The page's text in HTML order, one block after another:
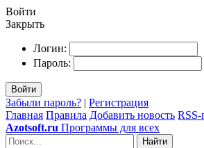
Войти
Закрыть
Логин:
Пароль:
Войти
Забыли пароль? | Регистрация
Главная Правила Добавить новость RSS-
Azotsoft.ru Программы для всех
Найти